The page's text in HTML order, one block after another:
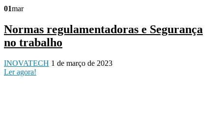
01mar
Normas regulamentadoras e Segurança
no trabalho
INOVATECH 1 de março de 2023
Ler agora!